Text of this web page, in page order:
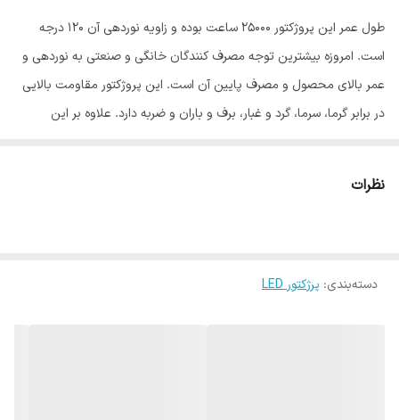
طول عمر این پروژکتور ۲۵۰۰۰ ساعت بوده و زاویه نوردهی آن ۱۲۰ درجه
است. امروزه بیشترین توجه مصرف کنندگان خانگی و صنعتی به نوردهی و
عمر بالای محصول و مصرف پایین آن است. این پروژکتور مقاومت بالایی
در برابر گرما، سرما، گرد و غبار، برف و باران و ضربه دارد. علاوه بر این
مورد استفاده قرار می‌گیرد از مقاومت محیطی بالایی برخوردار است. مصرف
جویی در مصرف برق و پایین بودن هزینه برق با به روزترین فناوری اشاره
نظرات
دسته‌بندی: پرژکتور LED